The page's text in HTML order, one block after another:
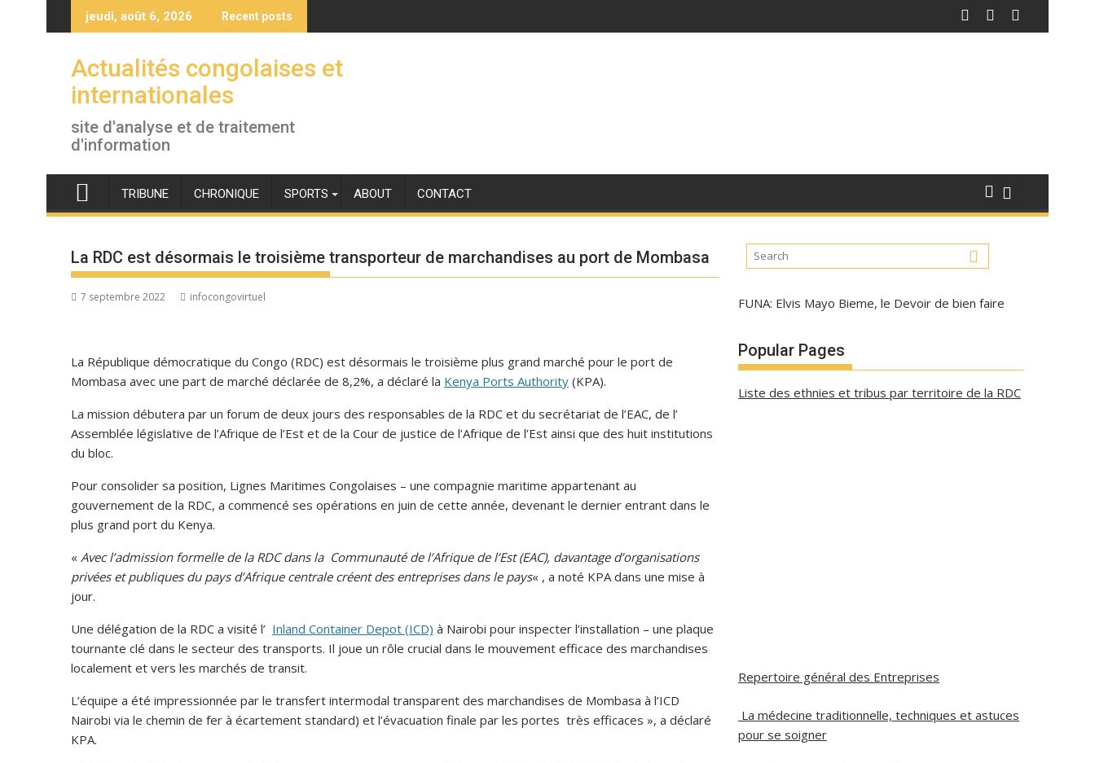
to
jeudi, août 6, 2026 Recent posts
Actualités congolaises et
internationales
site d'analyse et de traitement
d'information
TRIBUNE CHRONIQUE SPORTS ABOUT CONTACT
La RDC est désormais le troisième transporteur de marchandises au port de Mombasa
7 septembre 2022 infocongovirtuel
La République démocratique du Congo (RDC) est désormais le troisième plus grand marché pour le port de
Mombasa avec une part de marché déclarée de 8,2%, a déclaré la Kenya Ports Authority (KPA).
La mission débutera par un forum de deux jours des responsables de la RDC et du secrétariat de l’EAC, de l’
Assemblée législative de l’Afrique de l’Est et de la Cour de justice de l’Afrique de l’Est ainsi que des huit institutions
du bloc.
Pour consolider sa position, Lignes Maritimes Congolaises – une compagnie maritime appartenant au
gouvernement de la RDC, a commencé ses opérations en juin de cette année, devenant le dernier entrant dans le
plus grand port du Kenya.
« Avec l’admission formelle de la RDC dans la Communauté de l’Afrique de l’Est (EAC), davantage d’organisations
privées et publiques du pays d’Afrique centrale créent des entreprises dans le pays« , a noté KPA dans une mise à
jour.
Une délégation de la RDC a visité l’ Inland Container Depot (ICD) à Nairobi pour inspecter l’installation – une plaque
tournante clé dans le secteur des transports. Il joue un rôle crucial dans le mouvement efficace des marchandises
localement et vers les marchés de transit.
L’équipe a été impressionnée par le transfert intermodal transparent des marchandises de Mombasa à l’ICD
Nairobi via le chemin de fer à écartement standard) et l’évacuation finale par les portes très efficaces », a déclaré
KPA.
FUNA: Elvis Mayo Bieme, le Devoir de bien faire
Popular Pages
Liste des ethnies et tribus par territoire de la RDC
Repertoire général des Entreprises
La médecine traditionnelle, techniques et astuces
pour se soigner